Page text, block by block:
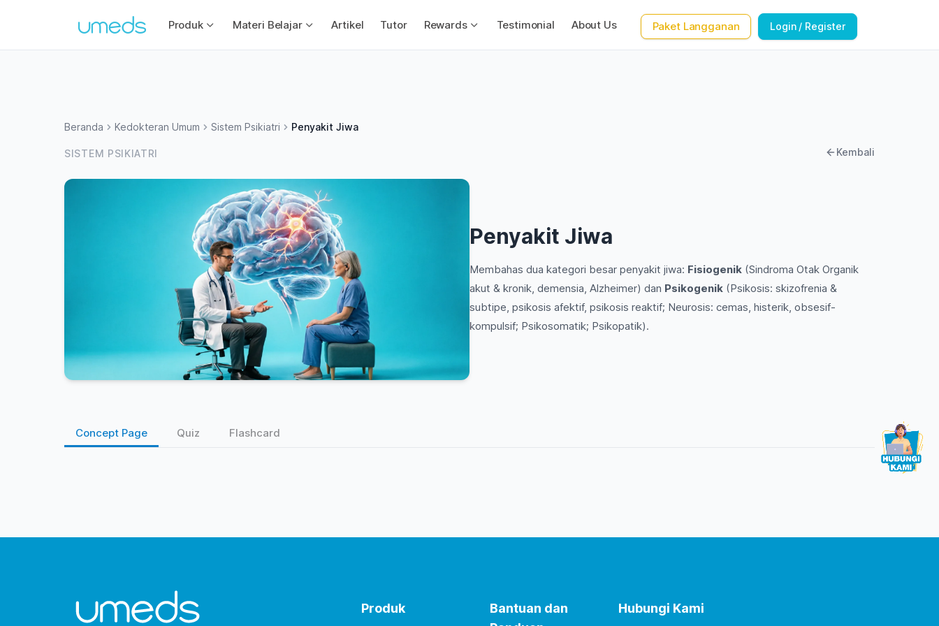
Produk Materi Belajar Artikel Tutor Rewards Testimonial About Us Paket Langganan Login / Register
Beranda Kedokteran Umum Sistem Psikiatri Penyakit Jiwa
SISTEM PSIKIATRI Kembali
Penyakit Jiwa
Membahas dua kategori besar penyakit jiwa: Fisiogenik (Sindroma Otak Organik
akut & kronik, demensia, Alzheimer) dan Psikogenik (Psikosis: skizofrenia &
subtipe, psikosis afektif, psikosis reaktif; Neurosis: cemas, histerik, obsesif-
kompulsif; Psikosomatik; Psikopatik).
Concept Page Quiz Flashcard
Produk
Bantuan dan
Hubungi Kami